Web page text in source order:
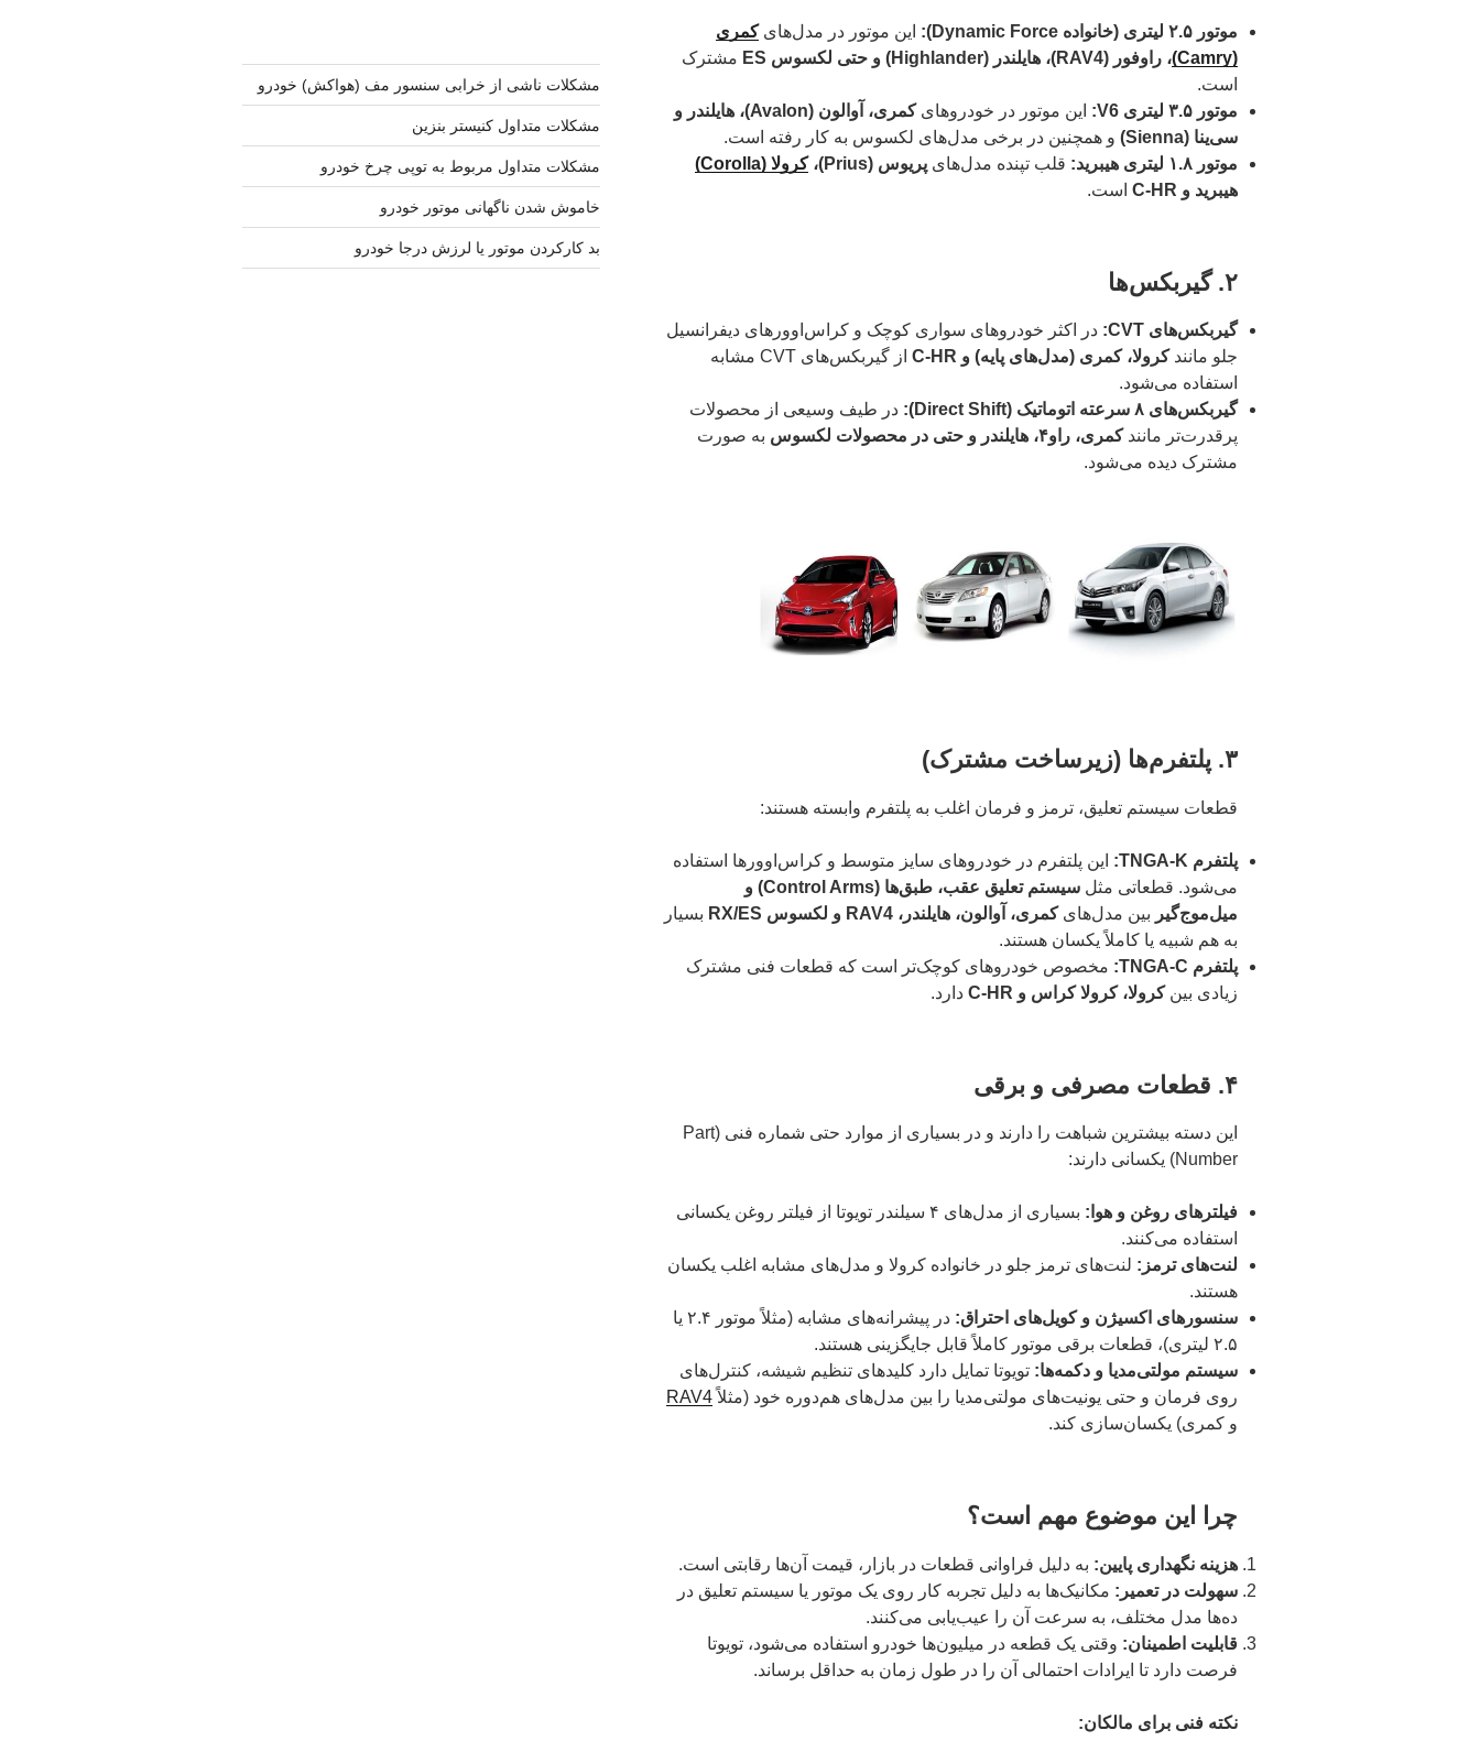
موتور ۲.۵ لیتری (خانواده Dynamic Force): این موتور در مدل‌هایکمری
(Camry)
، راوفور (RAV4)، هایلندر (Highlander) و حتی لکسوس ES
مشترک
است.
موتور ۳.۵ لیتری V6:
این موتور در خودروهای
کمری، آوالون (Avalon)، هایلندر و
سی‌ینا (Sienna)
و همچنین در برخی مدل‌های لکسوس به کار رفته است.
موتور ۱.۸ لیتری هیبرید:
قلب تپنده مدل‌های پریوس (Prius)،
کرولا (Corolla)
هیبرید و C-HR
است.
۲. گیربکس‌ها
گیربکس‌های CVT:
در اکثر خودروهای سواری کوچک و کراس‌اوورهای دیفرانسیل
جلو مانندکرولا، کمری (مدل‌های پایه) و C-HR
از گیربکس‌های CVT مشابه
استفاده می‌شود.
گیربکس‌های ۸ سرعته اتوماتیک (Direct Shift):
در طیف وسیعی از محصولات
پرقدرت‌تر مانندکمری، راو۴، هایلندر و حتی در محصولات لکسوس
به صورت
مشترک دیده می‌شود.
۳. پلتفرم‌ها (زیرساخت مشترک)
قطعات سیستم تعلیق، ترمز و فرمان اغلب به پلتفرم وابسته هستند:
پلتفرم TNGA-K:
این پلتفرم در خودروهای سایز متوسط و کراس‌اوورها استفاده
می‌شود. قطعاتی مثل
سیستم تعلیق عقب، طبق‌ها (Control Arms) و
میل‌موج‌گیر بین مدل‌هایکمری، آوالون، هایلندر، RAV4 و لکسوس RX/ES
بسیار
به هم شبیه یا کاملاً یکسان هستند.
پلتفرم TNGA-C:
مخصوص خودروهای کوچک‌تر است که قطعات فنی مشترک
زیادی بینکرولا، کرولا کراس و C-HR دارد.
۴. قطعات مصرفی و برقی
این دسته بیشترین شباهت را دارند و در بسیاری از موارد حتی شماره فنی (Part
Number) یکسانی دارند:
فیلترهای روغن و هوا:
بسیاری از مدل‌های ۴ سیلندر تویوتا از فیلتر روغن یکسانی
استفاده می‌کنند.
لنت‌های ترمز: لنت‌های ترمز جلو در خانواده کرولا و مدل‌های مشابه اغلب یکسان
هستند.
سنسورهای اکسیژن و کویل‌های احتراق:
در پیشرانه‌های مشابه (مثلاً موتور ۲.۴ یا
۲.۵ لیتری)، قطعات برقی موتور کاملاً قابل جایگزینی هستند.
سیستم مولتی‌مدیا و دکمه‌ها: تویوتا تمایل دارد کلیدهای تنظیم شیشه، کنترل‌های
روی فرمان و حتی یونیت‌های مولتی‌مدیا را بین مدل‌های هم‌دوره خود (مثلاًRAV4
و کمری) یکسان‌سازی کند.
چرا این موضوع مهم است؟
هزینه نگهداری پایین: به دلیل فراوانی قطعات در بازار، قیمت آن‌ها رقابتی است.
سهولت در تعمیر: مکانیک‌ها به دلیل تجربه کار روی یک موتور یا سیستم تعلیق در
ده‌ها مدل مختلف، به سرعت آن را عیب‌یابی می‌کنند.
قابلیت اطمینان: وقتی یک قطعه در میلیون‌ها خودرو استفاده می‌شود، تویوتا
فرصت دارد تا ایرادات احتمالی آن را در طول زمان به حداقل برساند.
نکته فنی برای مالکان:
مشکلات ناشی از خرابی سنسور مف (هواکش) خودرو
مشکلات متداول کنیستر بنزین
مشکلات متداول مربوط به توپی چرخ خودرو
خاموش شدن ناگهانی موتور خودرو
بد کارکردن موتور یا لرزش درجا خودرو